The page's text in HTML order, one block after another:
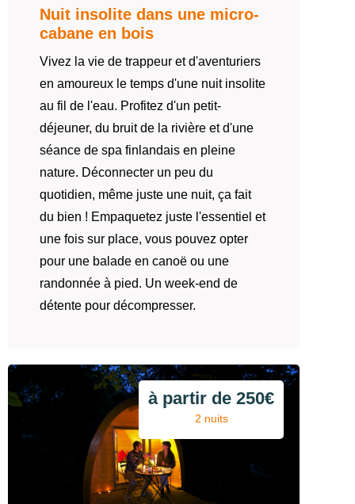
Nuit insolite dans une micro-
cabane en bois
Vivez la vie de trappeur et d'aventuriers
en amoureux le temps d'une nuit insolite
au fil de l'eau. Profitez d'un petit-
déjeuner, du bruit de la rivière et d'une
séance de spa finlandais en pleine
nature. Déconnecter un peu du
quotidien, même juste une nuit, ça fait
du bien ! Empaquetez juste l'essentiel et
une fois sur place, vous pouvez opter
pour une balade en canoë ou une
randonnée à pied. Un week-end de
détente pour décompresser.
à partir de 250€
2 nuits